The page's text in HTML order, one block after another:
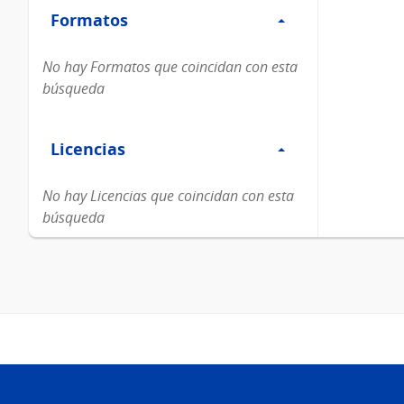
Formatos
Formatos
No hay Formatos que coincidan con esta
búsqueda
Licencias
Licencias
No hay Licencias que coincidan con esta
búsqueda